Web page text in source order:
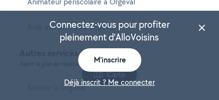
Aide aux devoirs à Orgeval
Autres services à Orgeval
Ayant le plus de résultats dans cette ville
Bricoler à Orgeval
Carte
Connectez-vous pour profiter
pleinement d'AlloVoisins
M'inscrire
Déjà inscrit ? Me connecter